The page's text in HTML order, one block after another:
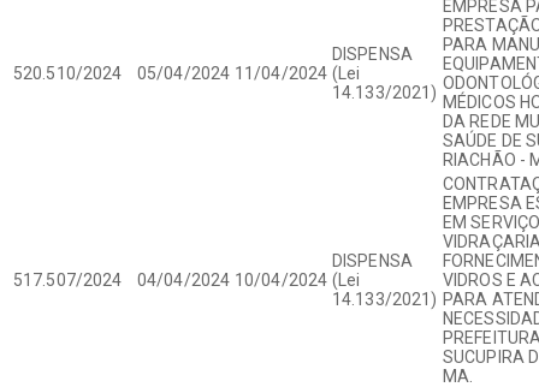
520.510/2024 05/04/2024 11/04/2024
DISPENSA
(Lei
14.133/2021)
EMPRESA
PARA
MÉDICOS
DA REDE
SAÚDE DE
RIACHÃO -
517.507/2024 04/04/2024 10/04/2024
DISPENSA
(Lei
14.133/2021)
EMPRESA
EM
VIDROS E
PARA
SUCUPIRA
MA.